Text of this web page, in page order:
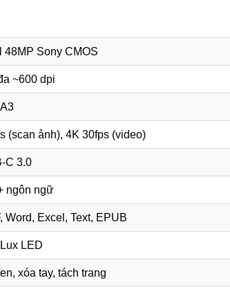
48MP Sony CMOS
~600 dpi
(scan ảnh), 4K 30fps (video)
C 3.0
ngôn ngữ
Word, Excel, Text, EPUB
LED
xóa tay, tách trang